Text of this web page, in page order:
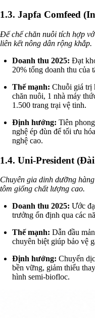
1.3. Japfa Comfeed
Đế chế chăn nuôi tích hợp
liên kết nông dân rộng khắp.
Doanh thu 2025: Đạt
20% tổng doanh thu của
Thế mạnh: Chuỗi giá trị
chăn nuôi, 1 nhà máy
1.500 trang trại vệ tinh.
Định hướng: Tiên
nghệ ép đùn để tối ưu
nghệ cao.
1.4. Uni-President
Chuyên gia dinh dưỡng
tôm giống chất lượng cao.
Doanh thu 2025: Ước
trưởng ổn định qua các
Thế mạnh: Dẫn đầu
chuyên biệt giúp bảo vệ
Định hướng: Chuyển
bền vững, giảm thiểu
hình semi-biofloc.